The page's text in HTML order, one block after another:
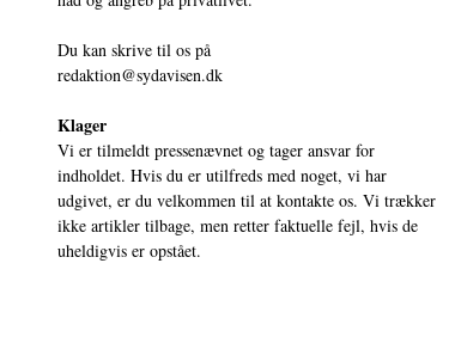
Du kan skrive til os på
redaktion@sydavisen.dk
Klager
Vi er tilmeldt pressenævnet og tager ansvar for
indholdet. Hvis du er utilfreds med noget, vi har
udgivet, er du velkommen til at kontakte os. Vi trækker
ikke artikler tilbage, men retter faktuelle fejl, hvis de
uheldigvis er opstået.